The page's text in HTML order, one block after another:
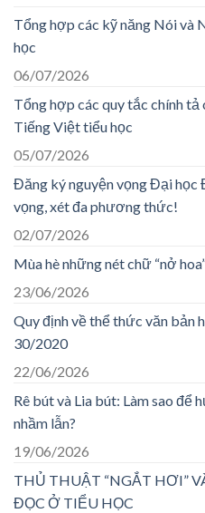
Tổng hợp các kỹ năng Nói và
học
06/07/2026
Tổng hợp các quy tắc chính
Tiếng Việt tiểu học
05/07/2026
Đăng ký nguyện vọng Đại học
vọng, xét đa phương thức!
02/07/2026
Mùa hè những nét chữ “nở
23/06/2026
Quy định về thể thức văn bản
30/2020
22/06/2026
Rê bút và Lia bút: Làm sao để
nhầm lẫn?
19/06/2026
THỦ THUẬT “NGẮT HƠI”
ĐỌC Ở TIỂU HỌC